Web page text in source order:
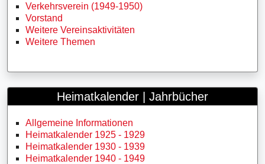
Verkehrsverein (1949-1950)
Vorstand
Weitere Vereinsaktivitäten
Weitere Themen
Heimatkalender | Jahrbücher
Allgemeine Informationen
Heimatkalender 1925 - 1929
Heimatkalender 1930 - 1939
Heimatkalender 1940 - 1949